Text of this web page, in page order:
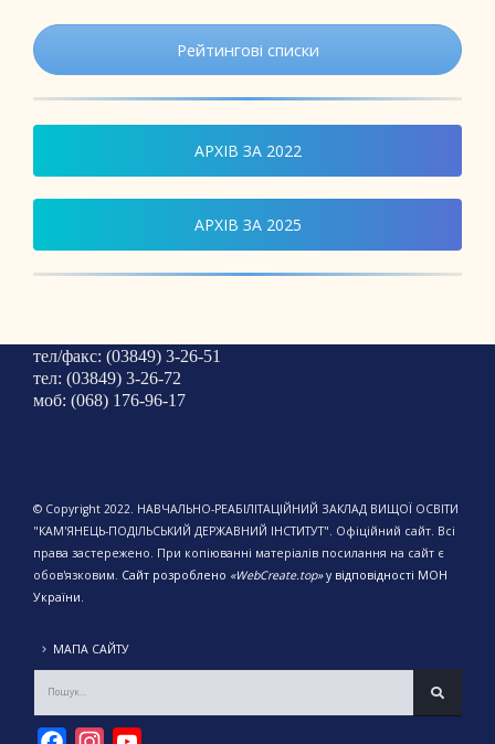
Рейтингові списки
АРХІВ ЗА 2022
АРХІВ ЗА 2025
тел/факс: (03849) 3-26-51
тел: (03849) 3-26-72
моб: (068) 176-96-17
© Copyright 2022. НАВЧАЛЬНО-РЕАБІЛІТАЦІЙНИЙ ЗАКЛАД ВИЩОЇ ОСВІТИ
"КАМ'ЯНЕЦЬ-ПОДІЛЬСЬКИЙ ДЕРЖАВНИЙ ІНСТИТУТ". Офіційний сайт. Всі
права застережено. При копіюванні матеріалів посилання на сайт є
обов'язковим. Сайт розроблено «WebCreate.top»у відповідності МОН
України.
МАПА САЙТУ